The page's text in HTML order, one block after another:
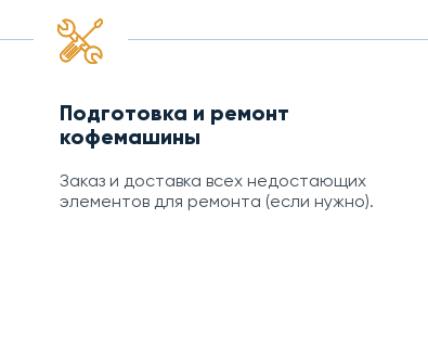
Подготовка и ремонт
кофемашины
Заказ и доставка всех недостающих
элементов для ремонта (если нужно).